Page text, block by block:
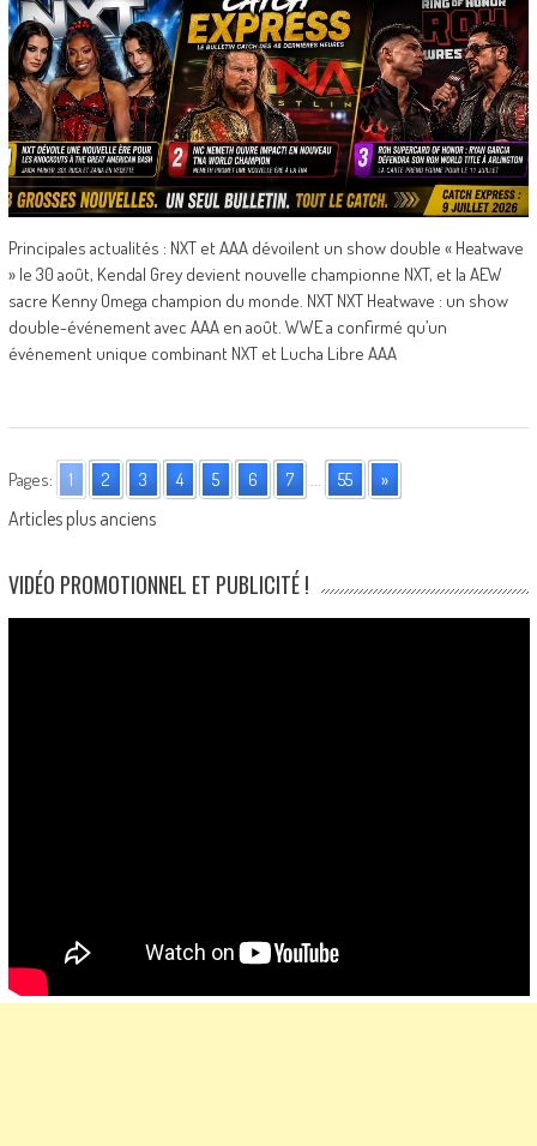
Principales actualités : NXT et AAA dévoilent un show double « Heatwave
» le 30 août, Kendal Grey devient nouvelle championne NXT, et la AEW
sacre Kenny Omega champion du monde. NXT NXT Heatwave : un show
double-événement avec AAA en août. WWE a confirmé qu’un
événement unique combinant NXT et Lucha Libre AAA
Pages: 1 2 3 4 5 6 7 55 »
Posts
navigation
Articles plus anciens
VIDÉO PROMOTIONNEL ET PUBLICITÉ !